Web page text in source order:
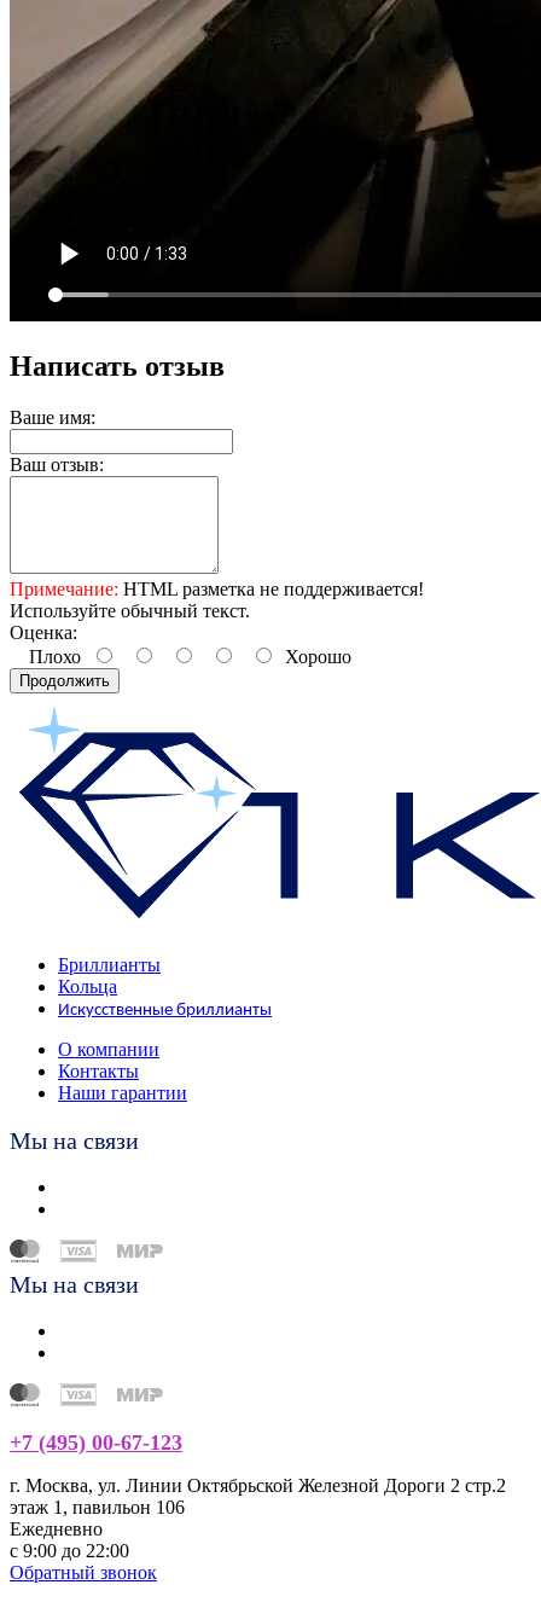
Написать отзыв
Ваше имя:
Ваш отзыв:
Примечание: HTML разметка не поддерживается!
Используйте обычный текст.
Оценка:
Плохо
Хорошо
Продолжить
Бриллианты
Кольца
Искусственные бриллианты
О компании
Контакты
Наши гарантии
Мы на связи
Мы на связи
+7 (495) 00-67-123
г. Москва, ул. Линии Октябрьской Железной Дороги 2 стр.2
этаж 1, павильон 106
Ежедневно
с 9:00 до 22:00
Обратный звонок